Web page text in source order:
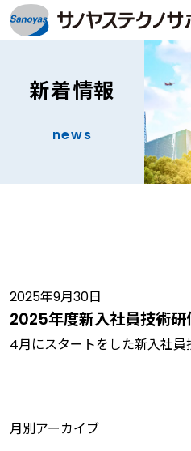
Main
新着情報
news
2025年9月30日
2025年度新入社員技術研
4月にスタートをした新入社
月別アーカイブ